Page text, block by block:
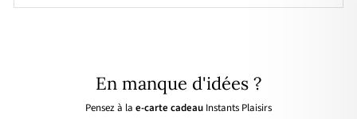
En manque d'idées ?
Pensez à la e-carte cadeau Instants Plaisirs